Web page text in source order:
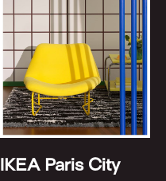
IKEA Paris City